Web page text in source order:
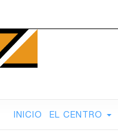
INICIO EL CENTRO